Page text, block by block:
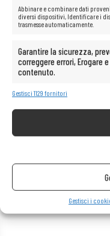
Abbinare e combinare dati
diversi dispositivi, Identificare i
trasmesse automaticamente.
Garantire la sicurezza,
correggere errori, Erogare
contenuto.
Gestisci 1129 fornitori
Gestisci i